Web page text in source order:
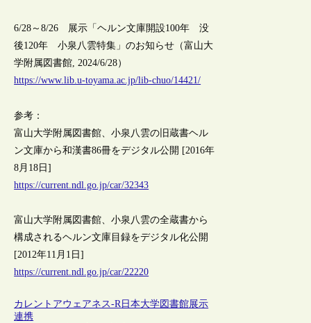
6/28～8/26 展示「ヘルン文庫開設100年 没
後120年 小泉八雲特集」のお知らせ（富山大
学附属図書館, 2024/6/28）
https://www.lib.u-toyama.ac.jp/lib-chuo/14421/
参考：
富山大学附属図書館、小泉八雲の旧蔵書ヘル
ン文庫から和漢書86冊をデジタル公開 [2016年
8月18日]
https://current.ndl.go.jp/car/32343
富山大学附属図書館、小泉八雲の全蔵書から
構成されるヘルン文庫目録をデジタル化公開
[2012年11月1日]
https://current.ndl.go.jp/car/22220
カレントアウェアネス-R日本大学図書館展示
連携